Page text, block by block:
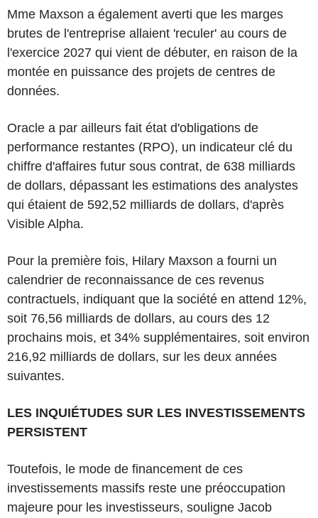
Mme Maxson a également averti que les marges
brutes de l'entreprise allaient 'reculer' au cours de
l'exercice 2027 qui vient de débuter, en raison de la
montée en puissance des projets de centres de
données.
Oracle a par ailleurs fait état d'obligations de
performance restantes (RPO), un indicateur clé du
chiffre d'affaires futur sous contrat, de 638 milliards
de dollars, dépassant les estimations des analystes
qui étaient de 592,52 milliards de dollars, d'après
Visible Alpha.
Pour la première fois, Hilary Maxson a fourni un
calendrier de reconnaissance de ces revenus
contractuels, indiquant que la société en attend 12%,
soit 76,56 milliards de dollars, au cours des 12
prochains mois, et 34% supplémentaires, soit environ
216,92 milliards de dollars, sur les deux années
suivantes.
LES INQUIÉTUDES SUR LES INVESTISSEMENTS
PERSISTENT
Toutefois, le mode de financement de ces
investissements massifs reste une préoccupation
majeure pour les investisseurs, souligne Jacob